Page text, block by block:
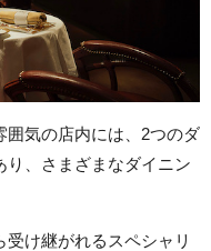
囲気の店内には、2つのダ
り、さまざまなダイニン
け継がれるスペシャリ